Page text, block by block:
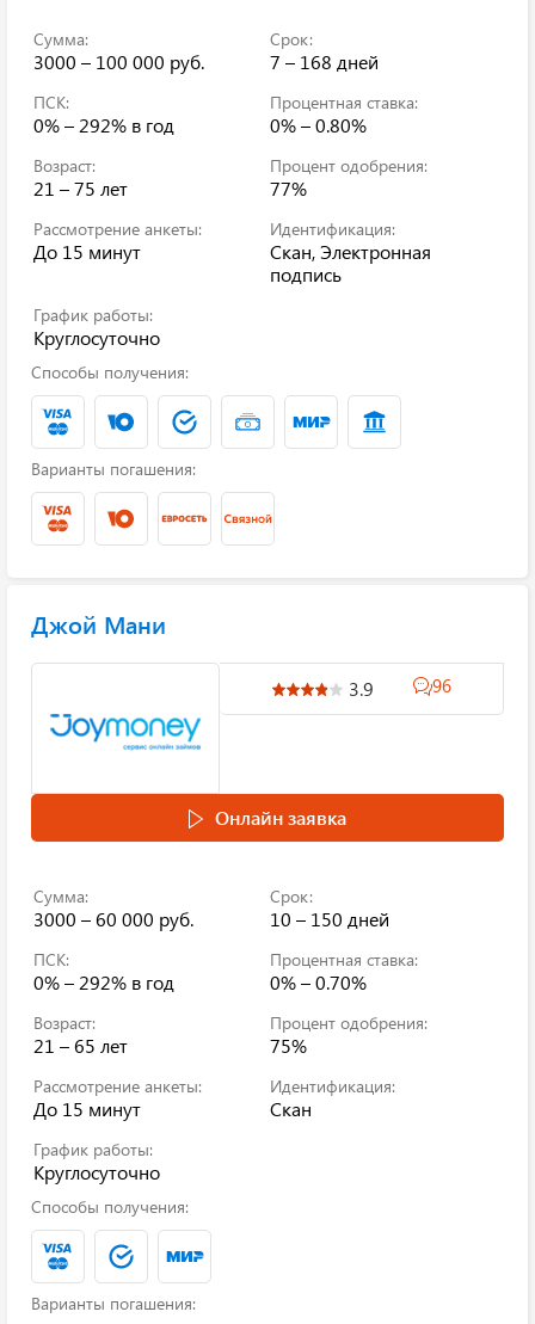
Сумма:
3000 – 100 000 руб.
Срок:
7 – 168 дней
ПСК:
0% – 292% в год
Процентная ставка:
0% – 0.80%
Возраст:
21 – 75 лет
Процент одобрения:
77%
Рассмотрение анкеты:
До 15 минут
Идентификация:
Скан, Электронная
подпись
График работы:
Круглосуточно
Способы получения:
Варианты погашения:
Джой Мани
3.9 96
Онлайн заявка
Сумма:
3000 – 60 000 руб.
Срок:
10 – 150 дней
ПСК:
0% – 292% в год
Процентная ставка:
0% – 0.70%
Возраст:
21 – 65 лет
Процент одобрения:
75%
Рассмотрение анкеты:
До 15 минут
Идентификация:
Скан
График работы:
Круглосуточно
Способы получения:
Варианты погашения: